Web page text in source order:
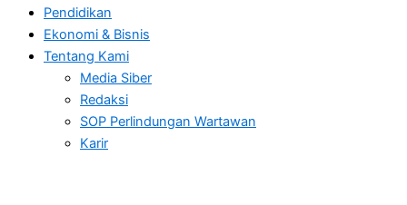
Pendidikan
Ekonomi & Bisnis
Tentang Kami
Media Siber
Redaksi
SOP Perlindungan Wartawan
Karir